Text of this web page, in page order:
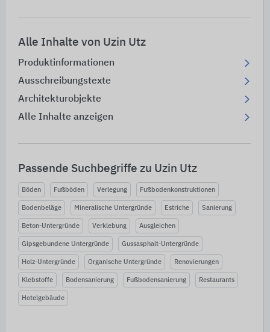
Alle Inhalte von Uzin Utz
Produktinformationen
Ausschreibungstexte
Architekturobjekte
Alle Inhalte anzeigen
Passende Suchbegriffe zu Uzin Utz
Böden Fußböden Verlegung Fußbodenkonstruktionen
Bodenbeläge Mineralische Untergründe Estriche Sanierung
Beton-Untergründe Verklebung Ausgleichen
Gipsgebundene Untergründe Gussasphalt-Untergründe
Holz-Untergründe Organische Untergründe Renovierungen
Klebstoffe Bodensanierung Fußbodensanierung Restaurants
Hotelgebäude